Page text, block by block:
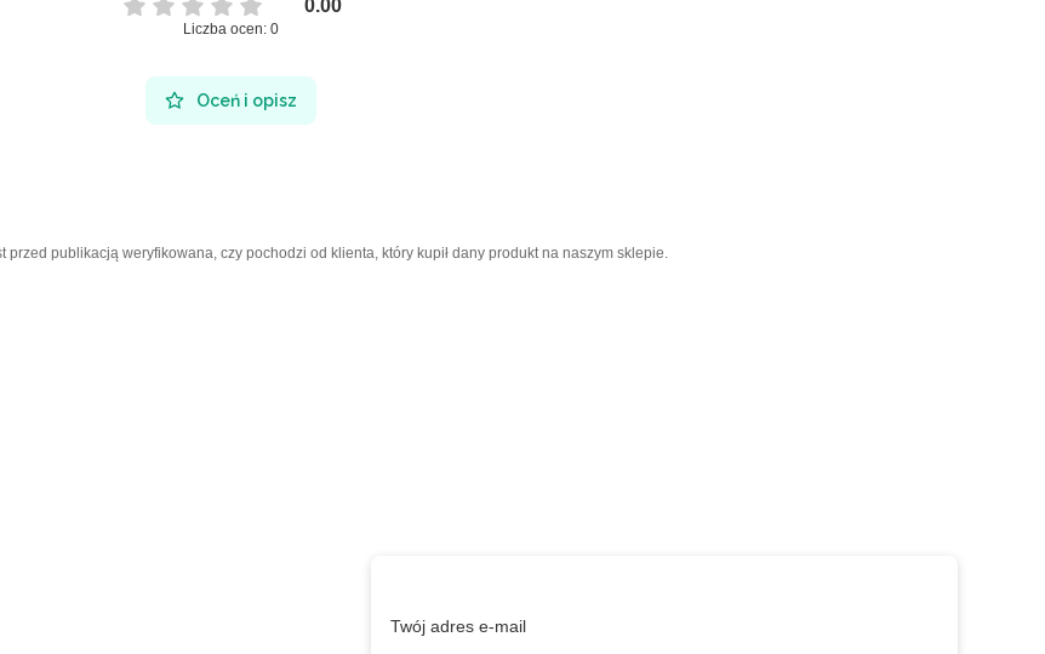
0.00
Liczba ocen: 0
Oceń i opisz
publikacją weryfikowana, czy pochodzi od klienta, który kupił dany produkt na naszym sklepie.
Twój adres e-mail